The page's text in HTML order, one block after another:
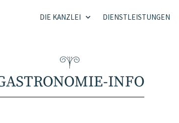
DIE KANZLEI DIENSTLEISTUNGEN
INFO